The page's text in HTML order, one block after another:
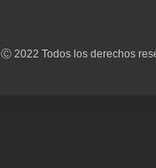
Ⓒ 2022 Todos los derechos